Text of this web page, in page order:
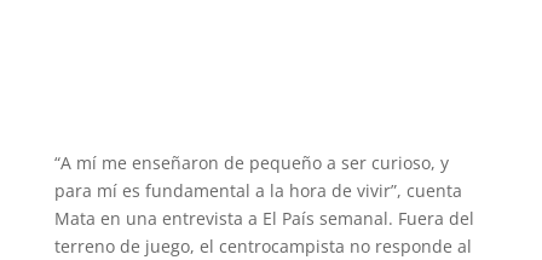
“A mí me enseñaron de pequeño a ser curioso, y
para mí es fundamental a la hora de vivir”, cuenta
Mata en una entrevista a El País semanal. Fuera del
terreno de juego, el centrocampista no responde al